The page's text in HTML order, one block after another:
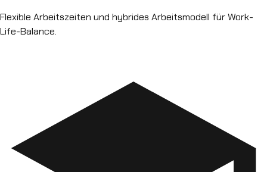
Flexible Arbeitszeiten und hybrides Arbeitsmodell für Work-
Life-Balance.